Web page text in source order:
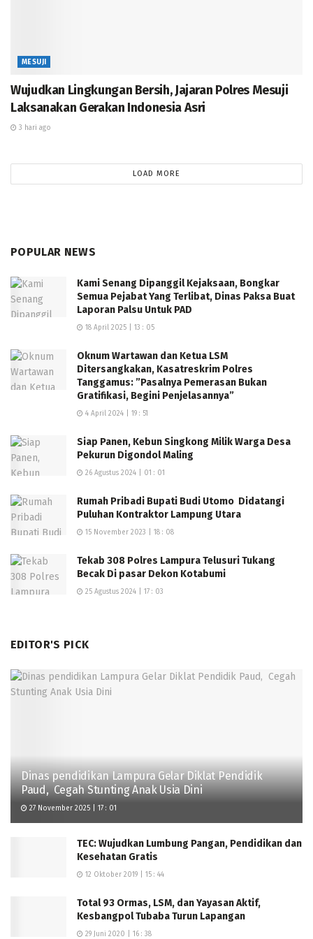
MESUJI
Wujudkan Lingkungan Bersih, Jajaran Polres Mesuji
Laksanakan Gerakan Indonesia Asri
3 hari ago
LOAD MORE
POPULAR NEWS
Kami Senang Dipanggil Kejaksaan, Bongkar
Semua Pejabat Yang Terlibat, Dinas Paksa Buat
Laporan Palsu Untuk PAD
18 April 2025 | 13 : 05
Oknum Wartawan dan Ketua LSM
Ditersangkakan, Kasatreskrim Polres
Tanggamus: ”Pasalnya Pemerasan Bukan
Gratifikasi, Begini Penjelasannya”
4 April 2024 | 19 : 51
Siap Panen, Kebun Singkong Milik Warga Desa
Pekurun Digondol Maling
26 Agustus 2024 | 01 : 01
Rumah Pribadi Bupati Budi Utomo Didatangi
Puluhan Kontraktor Lampung Utara
15 November 2023 | 18 : 08
Tekab 308 Polres Lampura Telusuri Tukang
Becak Di pasar Dekon Kotabumi
25 Agustus 2024 | 17 : 03
EDITOR'S PICK
Dinas pendidikan Lampura Gelar Diklat Pendidik
Paud, Cegah Stunting Anak Usia Dini
27 November 2025 | 17 : 01
TEC: Wujudkan Lumbung Pangan, Pendidikan dan
Kesehatan Gratis
12 Oktober 2019 | 15 : 44
Total 93 Ormas, LSM, dan Yayasan Aktif,
Kesbangpol Tubaba Turun Lapangan
29 Juni 2020 | 16 : 38